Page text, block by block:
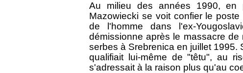
Au milieu des années 1990, en
Mazowiecki se voit confier le
de l'homme dans l'ex-
démissionne après le massacre
serbes à Srebrenica en juillet 1995.
qualifiait lui-même de "têtu", au
s'adressait à la raison plus qu'au